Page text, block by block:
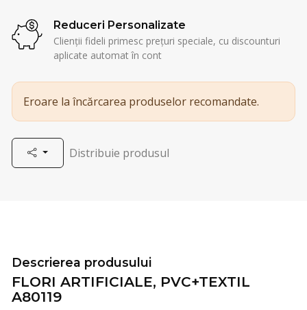
Reduceri Personalizate
Clienții fideli primesc prețuri speciale, cu discounturi
aplicate automat în cont
Eroare la încărcarea produselor recomandate.
Distribuie produsul
Descrierea produsului
FLORI ARTIFICIALE, PVC+TEXTIL
A80119